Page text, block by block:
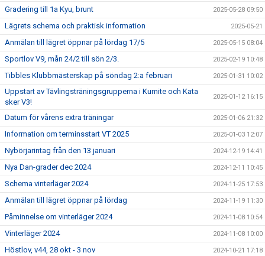
Gradering till 1a Kyu, brunt 2025-05-28 09:50
Lägrets schema och praktisk information 2025-05-21
Anmälan till lägret öppnar på lördag 17/5 2025-05-15 08:04
Sportlov V9, mån 24/2 till sön 2/3. 2025-02-19 10:48
Tibbles Klubbmästerskap på söndag 2:a februari 2025-01-31 10:02
Uppstart av Tävlingsträningsgrupperna i Kumite och Kata
sker V3!
2025-01-12 16:15
Datum för vårens extra träningar 2025-01-06 21:32
Information om terminsstart VT 2025 2025-01-03 12:07
Nybörjarintag från den 13 januari 2024-12-19 14:41
Nya Dan-grader dec 2024 2024-12-11 10:45
Schema vinterläger 2024 2024-11-25 17:53
Anmälan till lägret öppnar på lördag 2024-11-19 11:30
Påminnelse om vinterläger 2024 2024-11-08 10:54
Vinterläger 2024 2024-11-08 10:00
Höstlov, v44, 28 okt - 3 nov 2024-10-21 17:18